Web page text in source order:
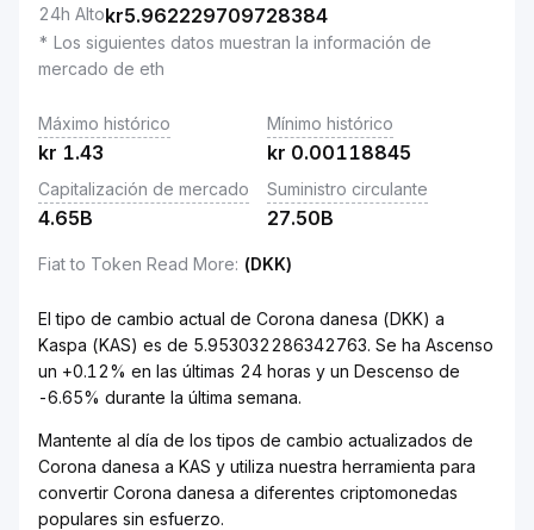
24h Altokr5.962229709728384
* Los siguientes datos muestran la información de
mercado de eth
Máximo histórico
kr 1.43
Mínimo histórico
kr 0.00118845
Capitalización de mercado
4.65B
Suministro circulante
27.50B
Fiat to Token Read More: (DKK)
El tipo de cambio actual de Corona danesa (DKK) a
Kaspa (KAS) es de 5.953032286342763. Se ha Ascenso
un +0.12% en las últimas 24 horas y un Descenso de
-6.65% durante la última semana.
Mantente al día de los tipos de cambio actualizados de
Corona danesa a KAS y utiliza nuestra herramienta para
convertir Corona danesa a diferentes criptomonedas
populares sin esfuerzo.